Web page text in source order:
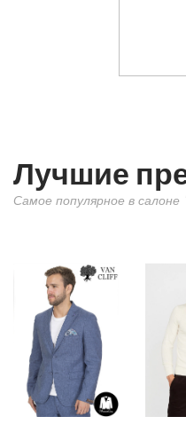
Лучшие
Самое популярное в